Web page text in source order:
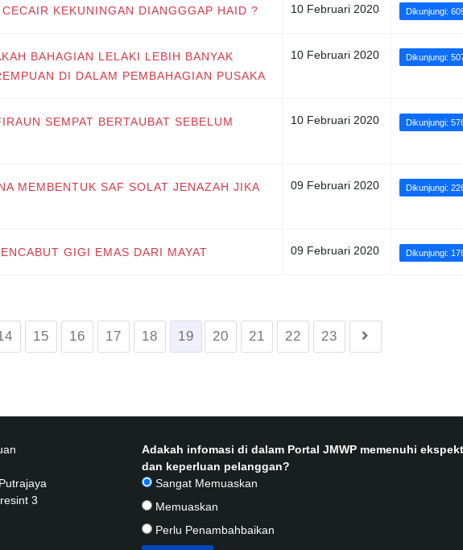
KEKUNINGAN DIANGGGAP HAID ? 10 Februari 2020 Dikunjungi:
BAHAGIAN LELAKI LEBIH BANYAK
DI DALAM PEMBAHAGIAN PUSAKA
10 Februari 2020 Dikunjungi:
SEMPAT BERTAUBAT SEBELUM
10 Februari 2020 Dikunjungi:
MEMBENTUK SAF SOLAT JENAZAH JIKA
09 Februari 2020 Dikunjungi:
GIGI EMAS DARI MAYAT 09 Februari 2020 Dikunjungi:
15 16 17 18 19 20 21 22 23
3
Adakah infomasi di dalam Portal JMWP memenuhi
dan keperluan pelanggan?
Sangat Memuaskan
Memuaskan
Perlu Penambahbaikan